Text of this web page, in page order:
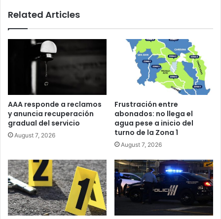
Related Articles
AAA responde a reclamos
y anuncia recuperación
gradual del servicio
August 7, 2026
Frustración entre
abonados: no llega el
agua pese a inicio del
turno de la Zona 1
August 7, 2026